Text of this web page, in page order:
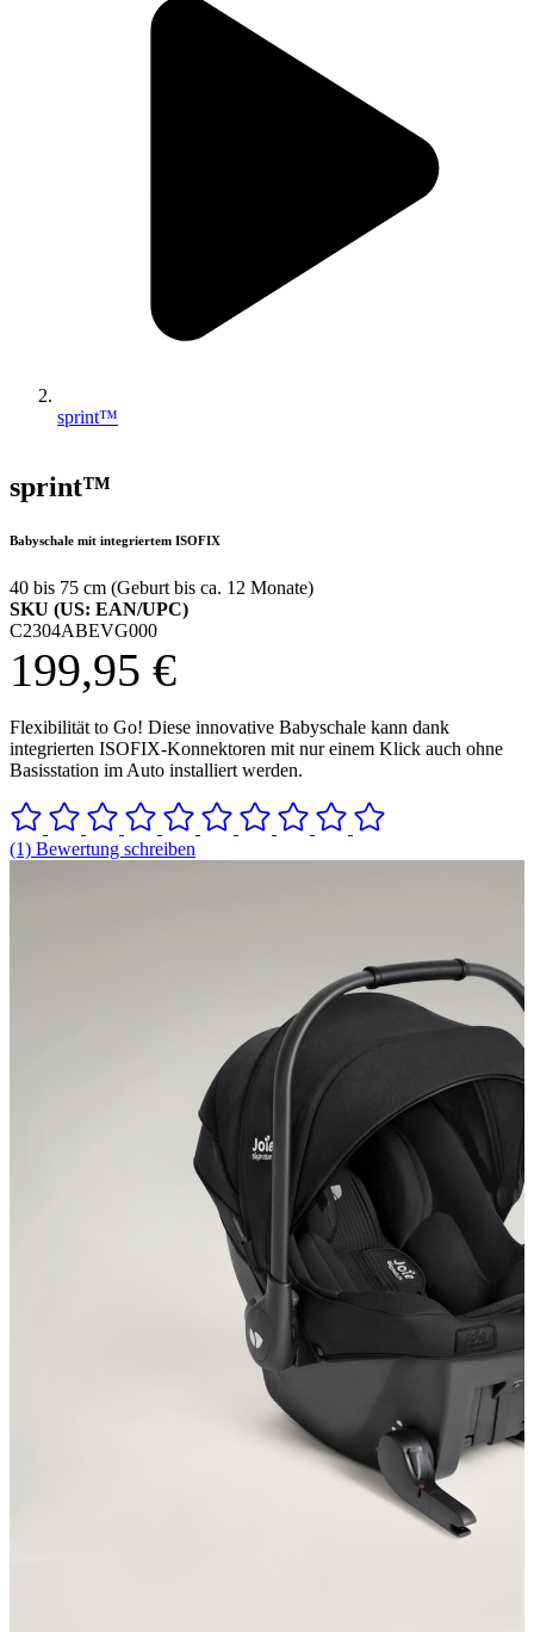
sprint™
sprint™
Babyschale mit integriertem ISOFIX
40 bis 75 cm (Geburt bis ca. 12 Monate)
SKU (US: EAN/UPC)
C2304ABEVG000
199,95 €
Flexibilität to Go! Diese innovative Babyschale kann dank
integrierten ISOFIX-Konnektoren mit nur einem Klick auch ohne
Basisstation im Auto installiert werden.
(1) Bewertung schreiben